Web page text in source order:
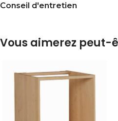
Conseil d'entretien
Vous aimerez peut-